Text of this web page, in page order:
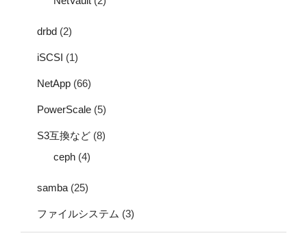
drbd (2)
iSCSI (1)
NetApp (66)
PowerScale (5)
S3互換など (8)
ceph (4)
samba (25)
ファイルシステム (3)